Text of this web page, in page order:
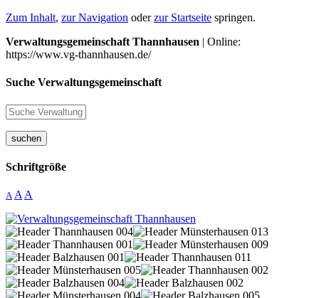
Zum Inhalt, zur Navigation oderzur Startseite springen.
Verwaltungsgemeinschaft Thannhausen | Online:
https://www.vg-thannhausen.de/
Suche Verwaltungsgemeinschaft
suchen
Schriftgröße
A A A